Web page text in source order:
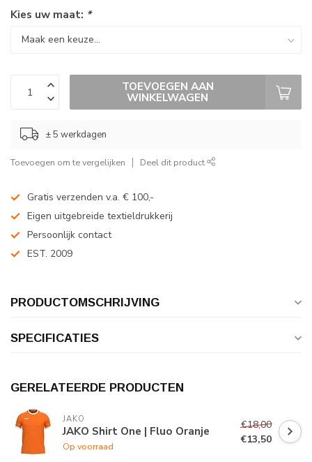
Kies uw maat: *
TOEVOEGEN AAN
WINKELWAGEN
± 5 werkdagen
Toevoegen om te vergelijken Deel dit product
Gratis verzenden v.a. € 100,-
Eigen uitgebreide textieldrukkerij
Persoonlijk contact
EST. 2009
PRODUCTOMSCHRIJVING
SPECIFICATIES
GERELATEERDE PRODUCTEN
JAKO
JAKO Shirt One | Fluo Oranje
Op voorraad
€18,00
€13,50